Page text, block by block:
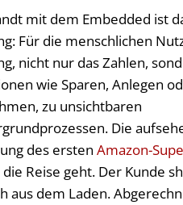
mit dem Embedded ist
Für die menschlichen
nicht nur das Zahlen,
wie Sparen, Anlegen
zu unsichtbaren
Die
des erstenAmazon-
Reise geht. Der Kunde
aus dem Laden.